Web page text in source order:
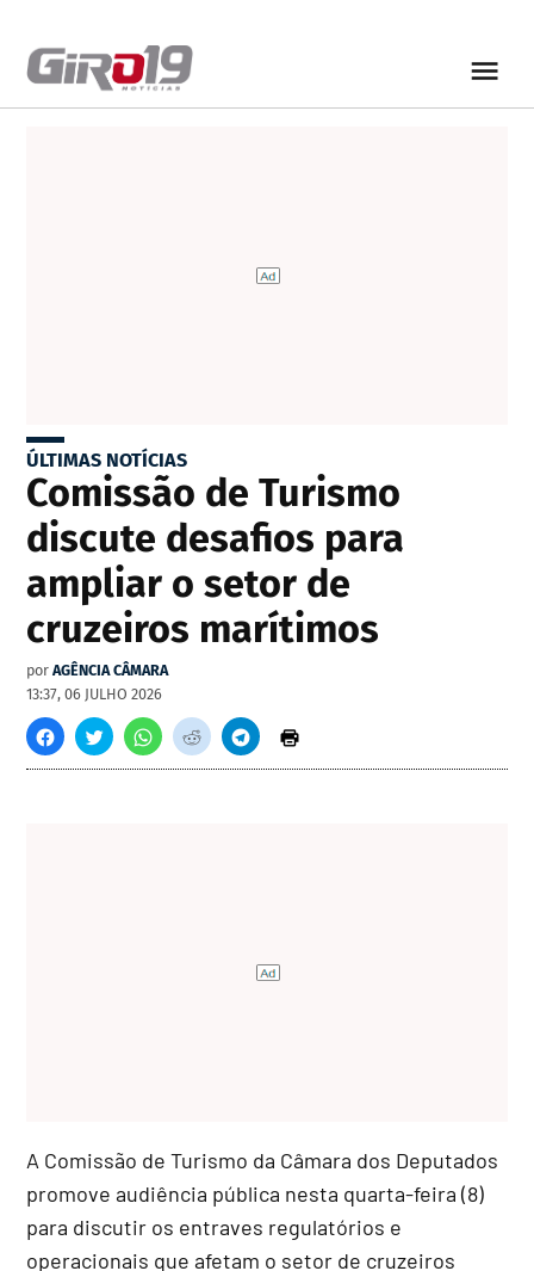
ÚLTIMAS NOTÍCIAS
Comissão de Turismo
discute desafios para
ampliar o setor de
cruzeiros marítimos
por AGÊNCIA CÂMARA
13:37, 06 JULHO 2026
A Comissão de Turismo da Câmara dos Deputados
promove audiência pública nesta quarta-feira (8)
para discutir os entraves regulatórios e
operacionais que afetam o setor de cruzeiros